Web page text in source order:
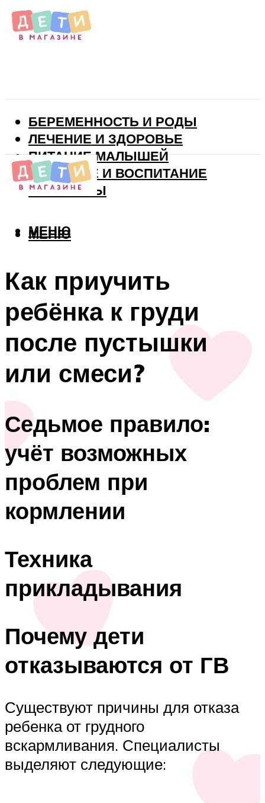
БЕРЕМЕННОСТЬ И РОДЫ
ЛЕЧЕНИЕ И ЗДОРОВЬЕ
ПИТАНИЕ МАЛЫШЕЙ
РАЗВИТИЕ И ВОСПИТАНИЕ
ВИТАМИНЫ
МЕНЮ
МЕНЮ
Как приучить
ребёнка к груди
после пустышки
или смеси?
Седьмое правило:
учёт возможных
проблем при
кормлении
Техника
прикладывания
Почему дети
отказываются от ГВ
Существуют причины для отказа
ребенка от грудного
вскармливания. Специалисты
выделяют следующие: